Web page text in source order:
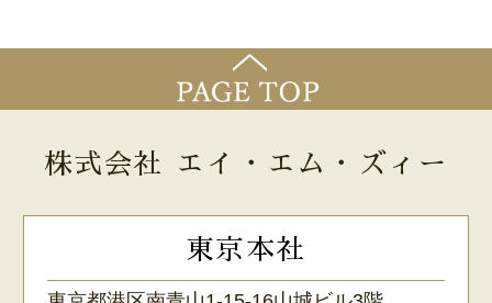
株式会社 エイ・エム・ズィー
東京本社